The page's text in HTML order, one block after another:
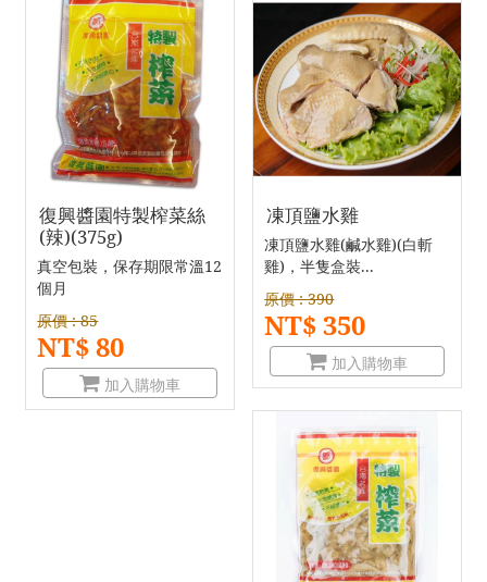
復興醬園特製榨菜絲
(辣)(375g)
真空包裝，保存期限常溫12
個月
原價 : 85
NT$ 80
加入購物車
凍頂鹽水雞
凍頂鹽水雞(鹹水雞)(白斬
雞)，半隻盒裝...
原價 : 390
NT$ 350
加入購物車